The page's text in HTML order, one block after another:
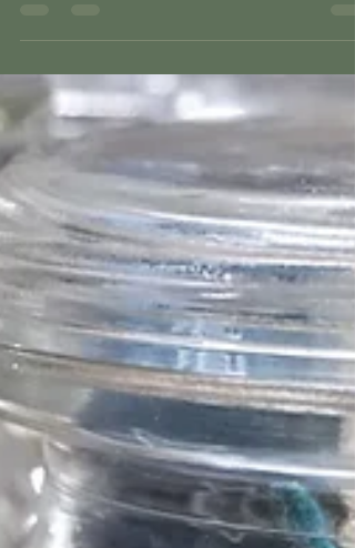
Anni und Dany schildern ihr Zero-Waste-
Norwegen.